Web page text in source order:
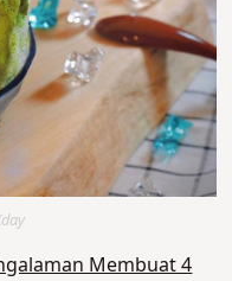
Membuat 4